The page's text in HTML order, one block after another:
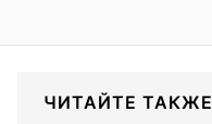
ЧИТАЙТЕ ТАКЖЕ